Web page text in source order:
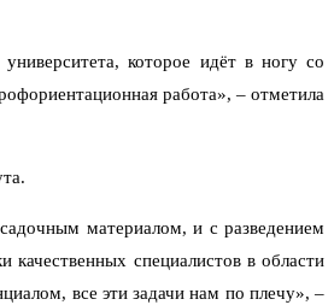
которое идёт в ногу со
работа», – отметила
материалом, и с разведением
специалистов в области
все эти задачи нам по плечу», –